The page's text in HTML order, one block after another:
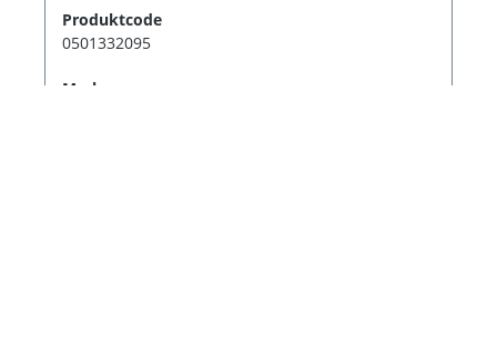
Produktcode
0501332095
Marke